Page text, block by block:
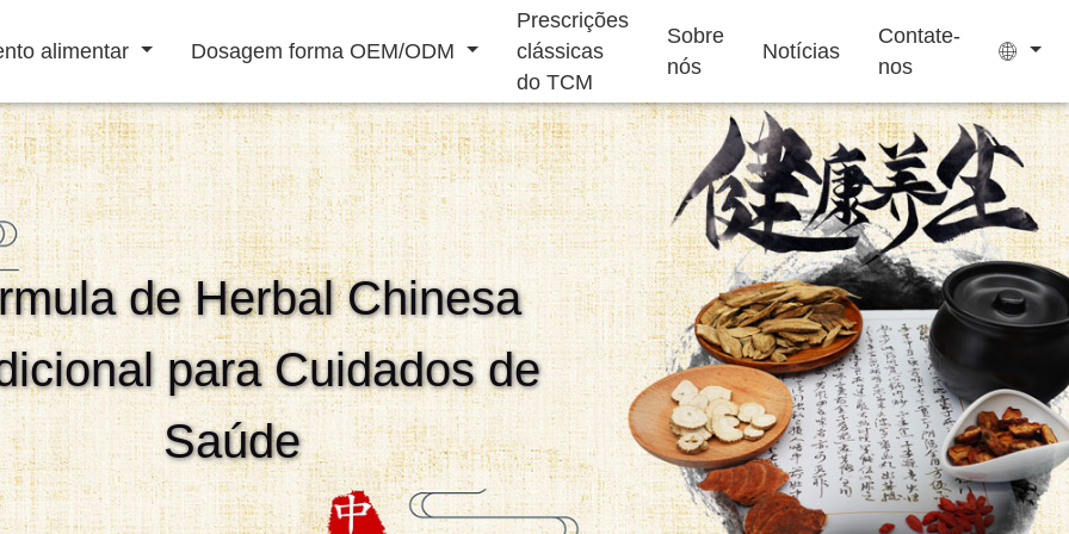
alimentar Dosagem forma OEM/ODM
Prescrições
clássicas
do TCM
Sobre
nós
Notícias
Contate-
nos
Reforço Sistema
Imunológico
Revigorante
Masculino
Doenças
Cardiovasculares
Tratamento
Suplemento para
Dormir
Suplemento para
Crianças
Bolo Ejiao
Bebida em pó Bebida líquida Saquinhos de Chá
Bala de Goma Sem
Açúcar
de Herbal Chinesa
para Cuidados de
Saúde